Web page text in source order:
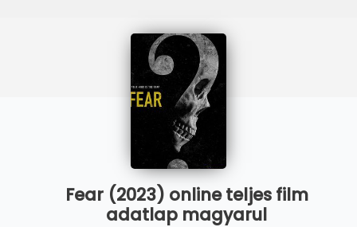
Fear (2023) online teljes film
adatlap magyarul